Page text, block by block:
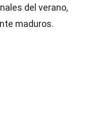
del verano,
maduros.